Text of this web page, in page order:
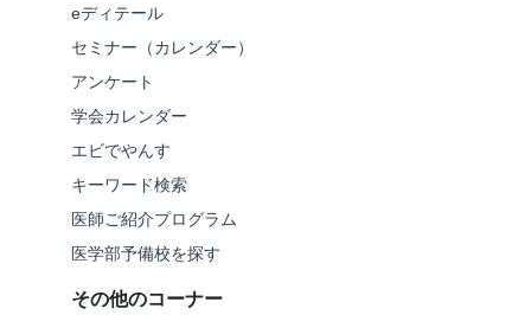
eディテール
セミナー（カレンダー）
アンケート
学会カレンダー
エビでやんす
キーワード検索
医師ご紹介プログラム
医学部予備校を探す
その他のコーナー